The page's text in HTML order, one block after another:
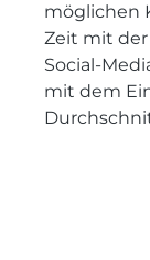
möglichen
Zeit mit
Social-
mit dem